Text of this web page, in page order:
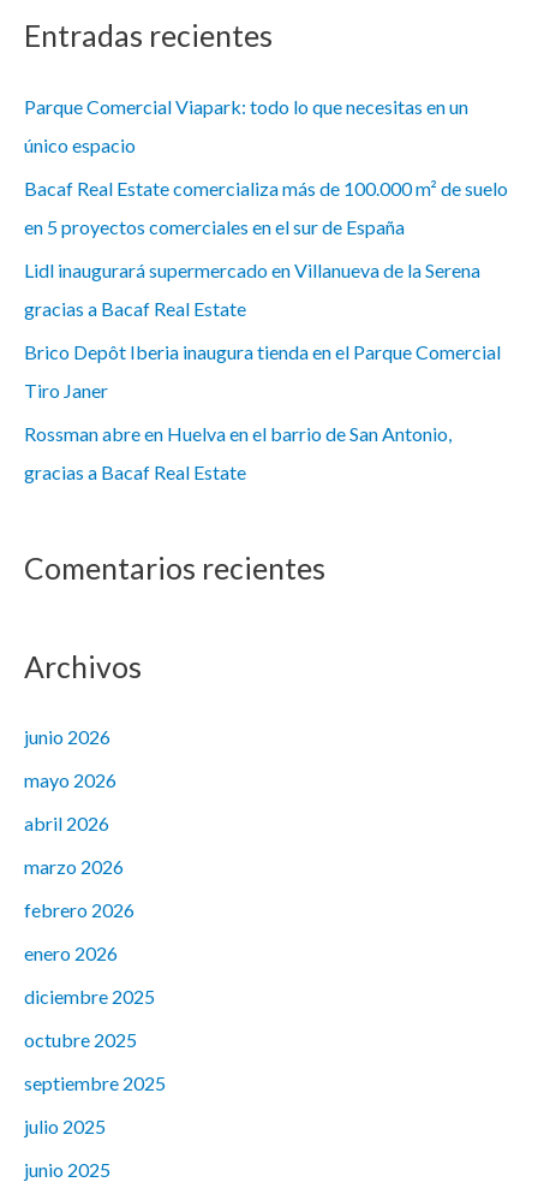
Entradas recientes
Parque Comercial Viapark: todo lo que necesitas en un
único espacio
Bacaf Real Estate comercializa más de 100.000 m² de suelo
en 5 proyectos comerciales en el sur de España
Lidl inaugurará supermercado en Villanueva de la Serena
gracias a Bacaf Real Estate
Brico Depôt Iberia inaugura tienda en el Parque Comercial
Tiro Janer
Rossman abre en Huelva en el barrio de San Antonio,
gracias a Bacaf Real Estate
Comentarios recientes
Archivos
junio 2026
mayo 2026
abril 2026
marzo 2026
febrero 2026
enero 2026
diciembre 2025
octubre 2025
septiembre 2025
julio 2025
junio 2025